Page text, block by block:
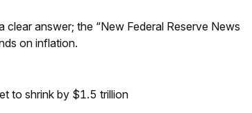
answer; the “New Federal Reserve News
on inflation.
to shrink by $1.5 trillion